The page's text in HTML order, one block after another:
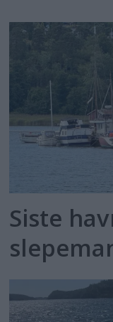
Siste